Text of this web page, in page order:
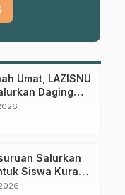
Umat, LAZISNU
Daging
206 Penerima
Siswa Kurang